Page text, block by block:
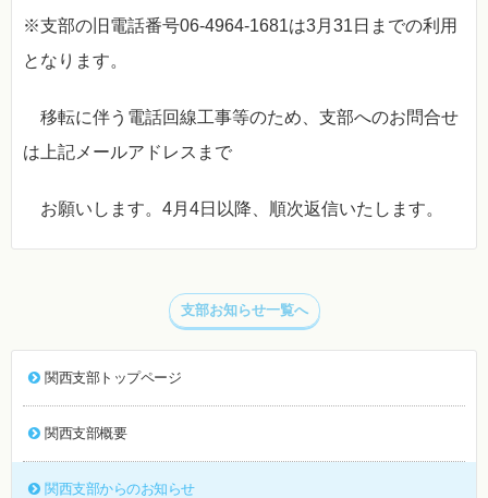
※支部の旧電話番号06-4964-1681は3月31日までの利用
となります。
移転に伴う電話回線工事等のため、支部へのお問合せ
は上記メールアドレスまで
お願いします。4月4日以降、順次返信いたします。
支部お知らせ一覧へ
関西支部トップページ
関西支部概要
関西支部からのお知らせ